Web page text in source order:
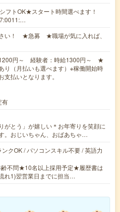
フトOK★スタート時間選べます！
い！ ★急募 ★職場が気に入れば、
1200円～ 経験者：時給1300円～ ★
り（月払いも選べます）※稼働開始時
払いとなります。
有
がとう」が嬉しい＊お年寄りを笑顔に
。おじいちゃん、おばあちゃ…
ンクOK / パソコンスキル不要 / 英語力
齢不問★10名以上採用予定★履歴書は
れ1)翌営業日までに担当…